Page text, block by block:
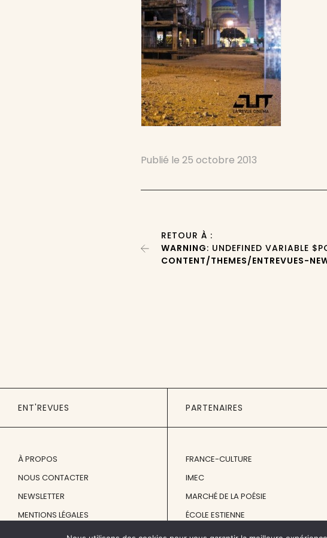
Publié le25 octobre 2013
RETOUR À :
WARNING: UNDEFINED VARIABLE
CONTENT/THEMES/ENTREVUES-
ENT'REVUES
À PROPOS
NOUS CONTACTER
NEWSLETTER
MENTIONS LÉGALES
PARTENAIRES
FRANCE-CULTURE
IMEC
MARCHÉ DE LA POÉSIE
ÉCOLE ESTIENNE